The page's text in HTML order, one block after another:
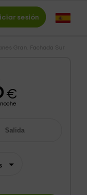
sesión
Gran. Fachada Sur
€